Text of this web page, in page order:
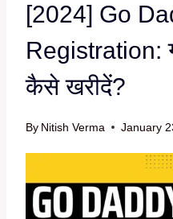
[2024] Go
Registration:
कैसे खरीदें?
By Nitish Verma January